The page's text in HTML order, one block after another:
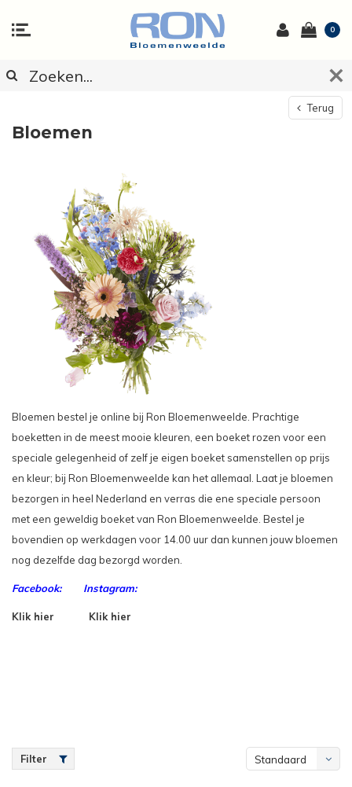
0
Terug
Bloemen
Bloemen bestel je online bij Ron Bloemenweelde. Prachtige
boeketten in de meest mooie kleuren, een boeket rozen voor een
speciale gelegenheid of zelf je eigen boeket samenstellen op prijs
en kleur; bij Ron Bloemenweelde kan het allemaal. Laat je bloemen
bezorgen in heel Nederland en verras die ene speciale persoon
met een geweldig boeket van Ron Bloemenweelde. Bestel je
bovendien op werkdagen voor 14.00 uur dan kunnen jouw bloemen
nog dezelfde dag bezorgd worden.
Facebook: Instagram:
Klik hier Klik hier
Filter Standaard